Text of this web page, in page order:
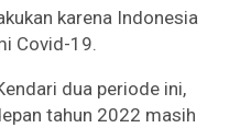
karena Indonesia
Covid-19.
dua periode ini,
tahun 2022 masih